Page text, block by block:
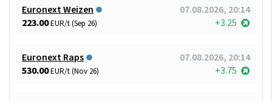
Euronext Weizen
07.08.2026, 20:14
223.00EUR/t (Sep 26) +3.25
Euronext Raps
07.08.2026, 20:14
530.00EUR/t (Nov 26) +3.75